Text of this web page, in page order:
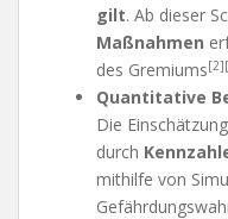
gilt. Ab dieser
Maßnahmen
des Gremiums
Quantitative
Die
durch
mithilfe von